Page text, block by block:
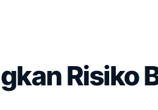
Risiko